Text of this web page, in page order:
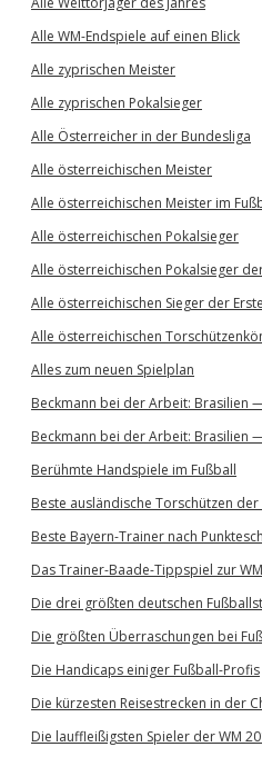
Alle WM-Endspiele auf einen Blick
Alle zyprischen Meister
Alle zyprischen Pokalsieger
Alle Österreicher in der Bundesliga
Alle österreichischen Meister
Alle österreichischen Meister im
Alle österreichischen Pokalsieger
Alle österreichischen Pokalsieger
Alle österreichischen Sieger der
Alle österreichischen
Alles zum neuen Spielplan
Beckmann bei der Arbeit: Brasilien
Beckmann bei der Arbeit: Brasilien
Berühmte Handspiele im Fußball
Beste ausländische Torschützen
Beste Bayern-Trainer nach
Das Trainer-Baade-Tippspiel zur
Die drei größten deutschen
Die größten Überraschungen bei
Die Handicaps einiger Fußball-Profis
Die kürzesten Reisestrecken in der
Die lauffleißigsten Spieler der WM